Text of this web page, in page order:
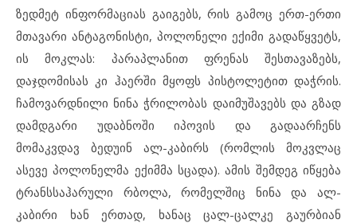
ზედმეტ ინფორმაციას გაიგებს, რის გამოც ერთ-ერთი
მთავარი ანტაგონისტი, პოლონელი ექიმი გადაწყვეტს,
ის მოკლას: პარაპლანით ფრენას შესთავაზებს,
დაჯდომისას კი ჰაერში მყოფს პისტოლეტით დაჭრის.
ჩამოვარდნილი ნინა ჭრილობას დაიმუშავებს და გზად
დამდგარი უდაბნოში იპოვის და გადაარჩენს
მომაკვდავ ბედუინ ალ-კაბირს (რომლის მოკვლაც
ასევე პოლონელმა ექიმმა სცადა). ამის შემდეგ იწყება
ტრანსსაჰარული რბოლა, რომელშიც ნინა და ალ-
კაბირი ხან ერთად, ხანაც ცალ-ცალკე გაურბიან